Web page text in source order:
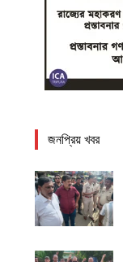
জনপ্রিয় খবর